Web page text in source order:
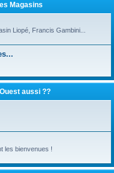
Magasins
Liopé, Francis Gambini...
aussi ??
les bienvenues !